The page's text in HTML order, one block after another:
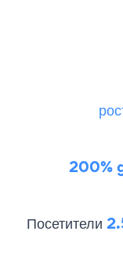
200%
Посетители